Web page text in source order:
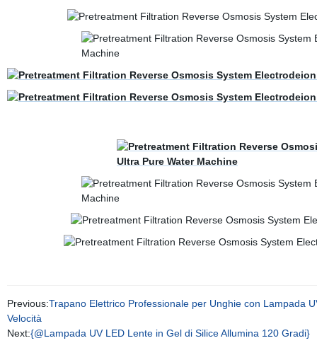
Previous:Trapano Elettrico Professionale per Unghie con Lampada
Velocità
Next:{@Lampada UV LED Lente in Gel di Silice Allumina 120 Gradi}